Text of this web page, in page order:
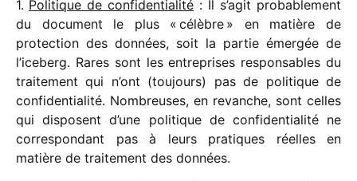
1. Politique de confi­den­tia­lité : Il s’agit proba­ble­ment
du docu­ment le plus « célèbre » en matière de
protec­tion des données, soit la partie émer­gée de
l’iceberg. Rares sont les entre­prises respon­sables du
trai­te­ment qui n’ont (toujours) pas de poli­tique de
confi­den­tia­lité. Nombreuses, en revanche, sont celles
qui disposent d’une poli­tique de confi­den­tia­lité ne
corres­pon­dant pas à leurs pratiques réelles en
matière de trai­te­ment des données.